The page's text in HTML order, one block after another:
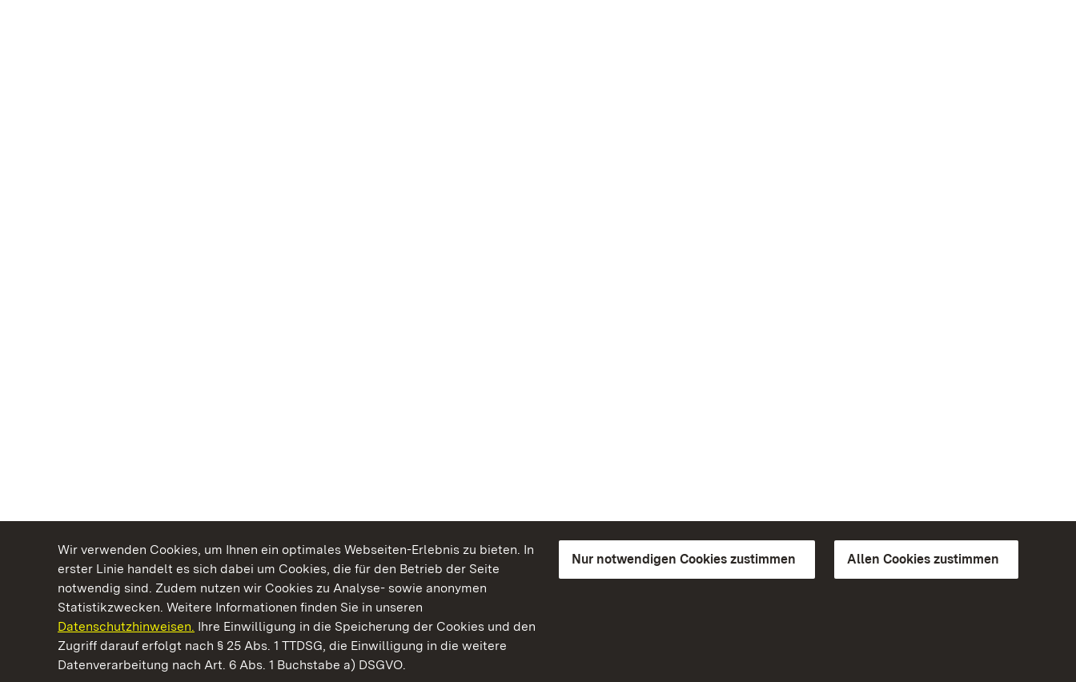
Wir verwenden Cookies, um Ihnen ein optimales Webseiten-Erlebnis zu bieten. In
erster Linie handelt es sich dabei um Cookies, die für den Betrieb der Seite
notwendig sind. Zudem nutzen wir Cookies zu Analyse- sowie anonymen
Statistikzwecken. Weitere Informationen finden Sie in unseren
Datenschutzhinweisen. Ihre Einwilligung in die Speicherung der Cookies und den
Zugriff darauf erfolgt nach § 25 Abs. 1 TTDSG, die Einwilligung in die weitere
Datenverarbeitung nach Art. 6 Abs. 1 Buchstabe a) DSGVO.
Nur notwendigen Cookies zustimmen Allen Cookies zustimmen
Kommen. Staunen. Genießen.